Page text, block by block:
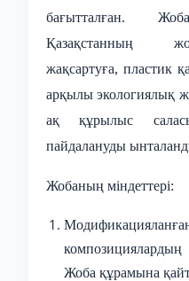
бағытталған.
Қазақстанның
жақсартуға, пластик
арқылы экологиялық
ақ құрылыс
пайдалануды
Жобаның міндеттері:
Жоба құрамына